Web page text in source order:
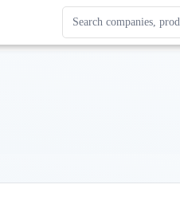
Search Enterprise
Results update as